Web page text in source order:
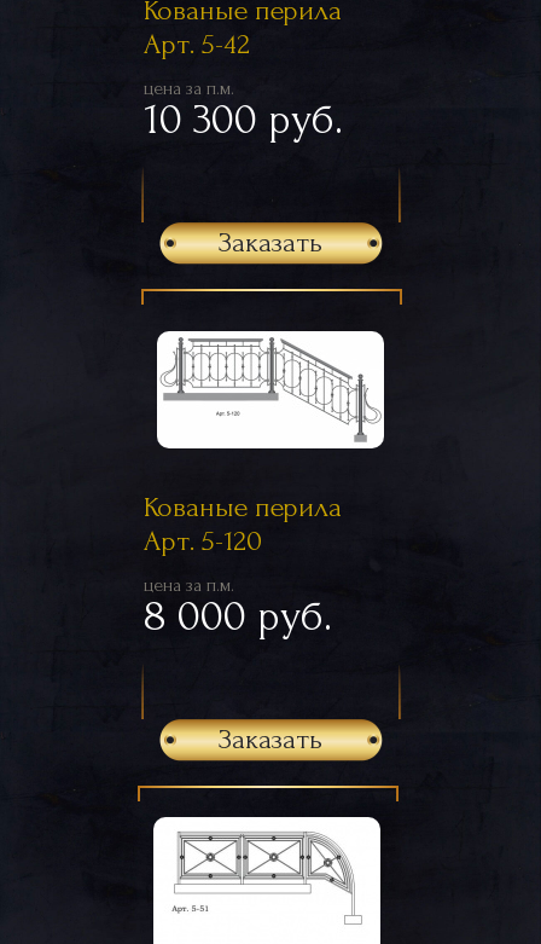
Кованые перила
Арт. 5-42
цена за п.м.
10 300 руб.
Заказать
Кованые перила
Арт. 5-120
цена за п.м.
8 000 руб.
Заказать